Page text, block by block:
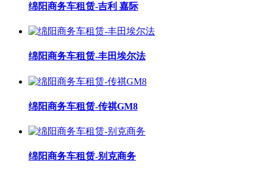
绵阳商务车租赁-吉利 嘉际
绵阳商务车租赁-丰田埃尔法
绵阳商务车租赁-传祺GM8
绵阳商务车租赁-别克商务